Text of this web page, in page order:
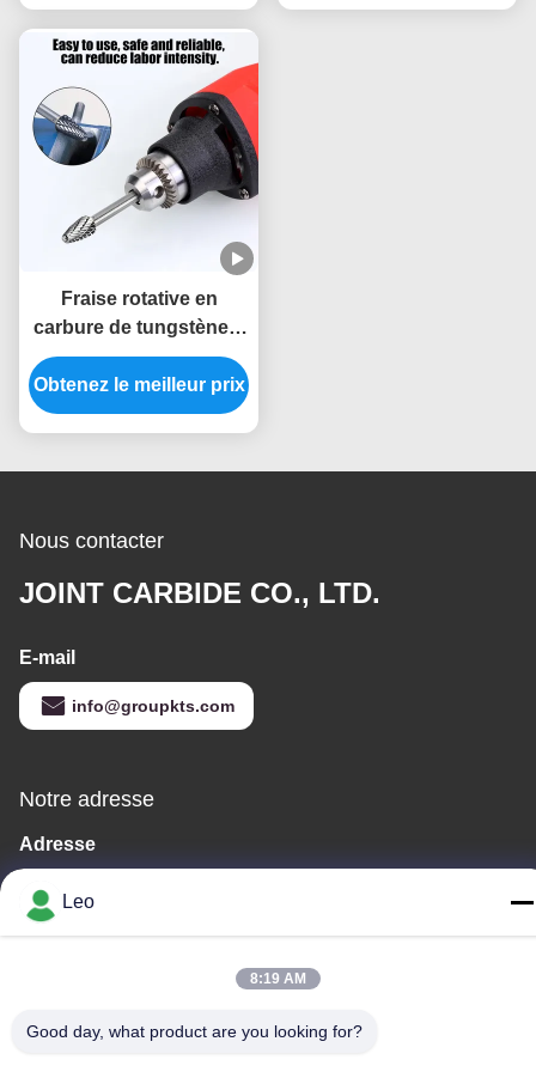
moule automobile
Fraise rotative en
carbure de tungstène à
double coupe de haute
précision, taille
personnalisée, tige de 6
burinage pour
Obtenez le meilleur prix
Nous contacter
JOINT CARBIDE CO., LTD.
E-mail
info@groupkts.com
Notre adresse
Adresse
Chengdu, Sichuan, Chine
Leo
8:19 AM
Good day, what product are you looking for?